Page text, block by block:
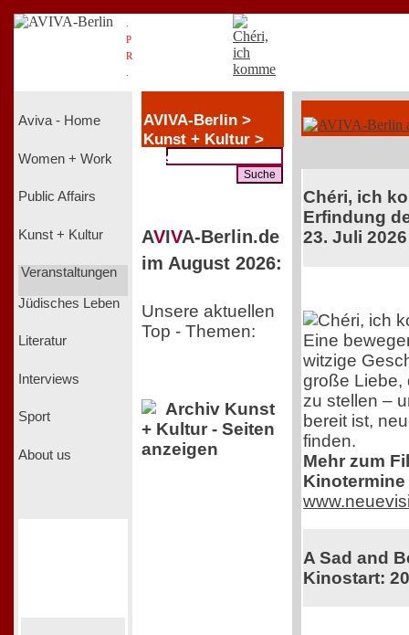
P
R
Aviva - Home
Women + Work
Public Affairs
Kunst + Kultur
Veranstaltungen
Jüdisches Leben
Literatur
Interviews
Sport
About us
AVIVA-Berlin >
Kunst + Kultur >
Music
AVIVA-Berlin.de
im August 2026:
Unsere aktuellen
Top - Themen:
Archiv Kunst
+ Kultur - Seiten
anzeigen
Chéri, ich
Erfindung
23. Juli 2026
Eine
witzige
große Liebe,
zu stellen –
bereit ist,
finden.
Mehr zum
A Sad and
Kinostart: